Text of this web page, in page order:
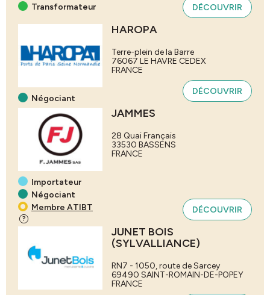
Transformateur
DÉCOUVRIR
Négociant
HAROPA
Terre-plein de la Barre
76067 LE HAVRE CEDEX
FRANCE
DÉCOUVRIR
Importateur
Négociant
Membre ATIBT
?
JAMMES
28 Quai Français
33530 BASSENS
FRANCE
DÉCOUVRIR
JUNET BOIS
(SYLVALLIANCE)
RN7 - 1050, route de Sarcey
69490 SAINT-ROMAIN-DE-POPEY
FRANCE